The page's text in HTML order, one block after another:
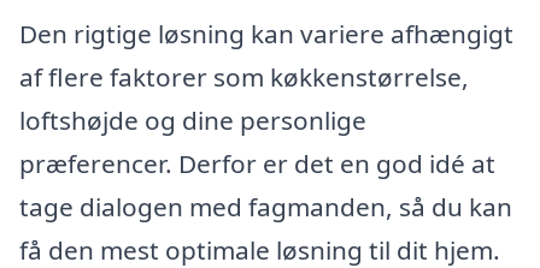
Den rigtige løsning kan variere afhængigt
af flere faktorer som køkkenstørrelse,
loftshøjde og dine personlige
præferencer. Derfor er det en god idé at
tage dialogen med fagmanden, så du kan
få den mest optimale løsning til dit hjem.